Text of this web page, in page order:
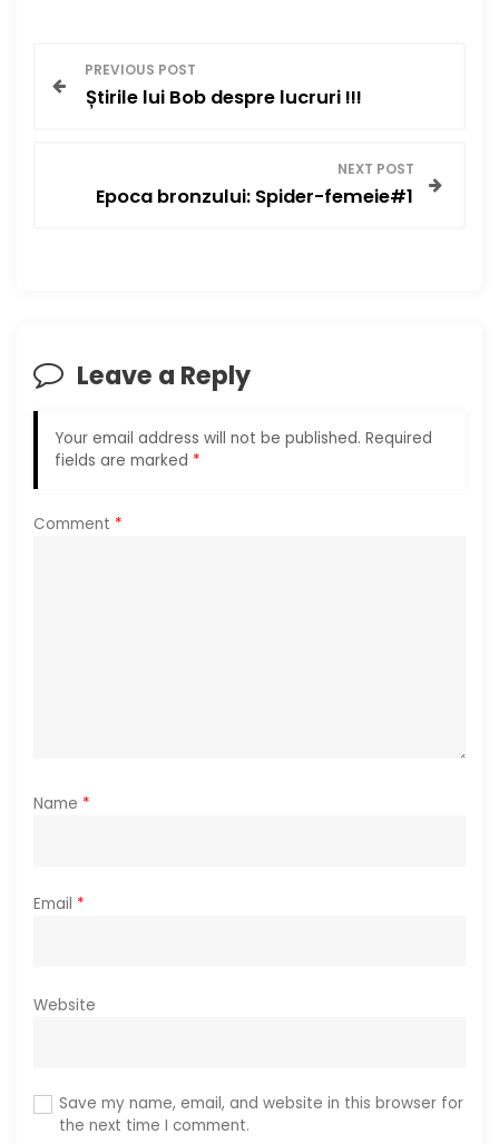
v
i
a
PREVIOUS POST
Știrile lui Bob despre lucruri !!!
NEXT POST
Epoca bronzului: Spider-femeie#1
Leave a Reply
Your email address will not be published. Required
fields are marked *
Comment *
Name *
Email *
Website
Save my name, email, and website in this browser for
the next time I comment.